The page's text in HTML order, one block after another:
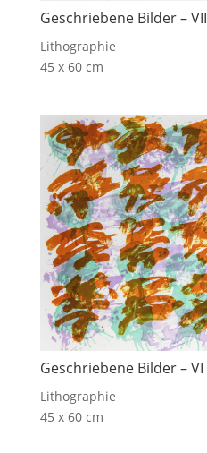
Geschriebene Bilder – VII
Lithographie
45 x 60 cm
Geschriebene Bilder – VI
Lithographie
45 x 60 cm